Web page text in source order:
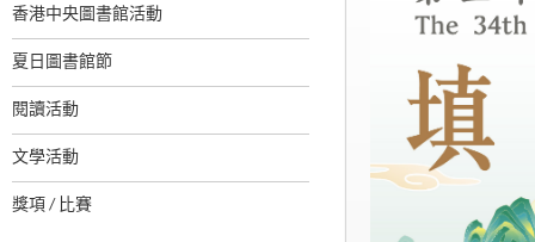
香港中央圖書館活動
夏日圖書館節
閱讀活動
文學活動
獎項 / 比賽